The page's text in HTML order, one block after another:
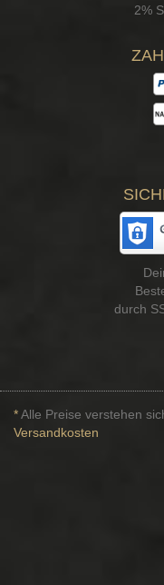
2%
durch
*Alle Preise verstehen
Versandkosten